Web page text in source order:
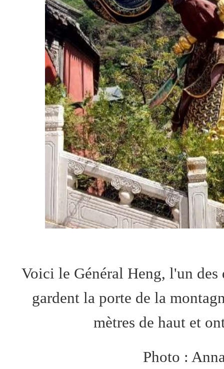
Voici le Général Heng, l'un
gardent la porte de la
mètres de haut et
Photo :